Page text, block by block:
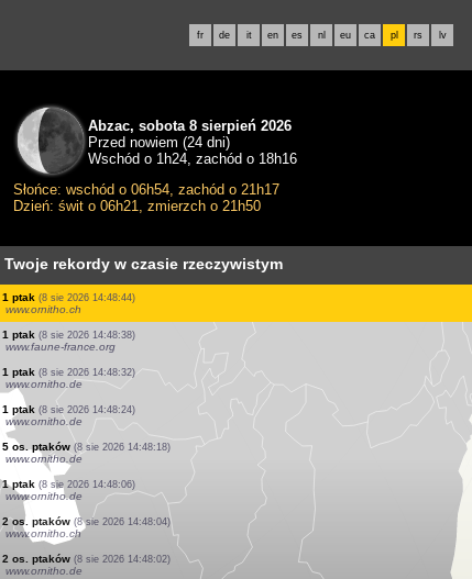
fr de it en es nl eu ca pl rs lv
Abzac, sobota 8 sierpień 2026
Przed nowiem (24 dni)
Wschód o 1h24, zachód o 18h16
Słońce: wschód o 06h54, zachód o 21h17
Dzień: świt o 06h21, zmierzch o 21h50
Twoje rekordy w czasie rzeczywistym
1 ptak (8 sie 2026 14:49:24)
www.faune-france.org
1 ptak (8 sie 2026 14:49:23)
www.faune-france.org
1 ćma (8 sie 2026 14:49:23)
www.faune-france.org
1 ćma (8 sie 2026 14:49:22)
www.faune-france.org
2 os. ptaków (8 sie 2026 14:49:07)
www.ornitho.ch
33 os. ptaków (8 sie 2026 14:49:04)
www.ornitho.de
2 os. ptaków (8 sie 2026 14:48:53)
www.ornitho.de
1 ptak (8 sie 2026 14:48:50)
www.ornitho.ch